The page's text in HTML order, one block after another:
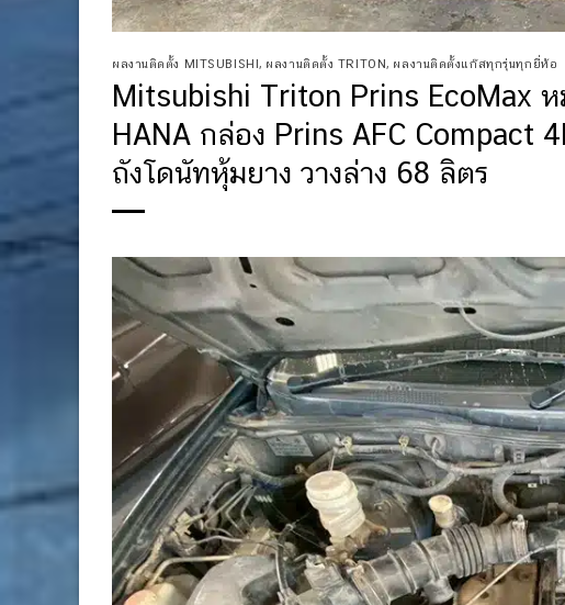
ผลงานติดตั้ง MITSUBISHI, ผลงานติดตั้ง TRITON, ผลงานติดตั้งแก๊สทุกรุ่นทุกยี่ห้อ
Mitsubishi Triton Prins EcoMax
HANA กล่อง Prins AFC Compact
ถังโดนัทหุ้มยาง วางล่าง 68 ลิตร